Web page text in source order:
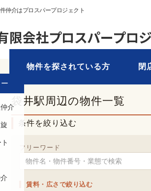
仲介はプロスパープロジェクト
物件を探されている方 閉
袋井駅周辺の物件一覧
条件を絞り込む
フリーワード
賃料・広さで絞り込む
介